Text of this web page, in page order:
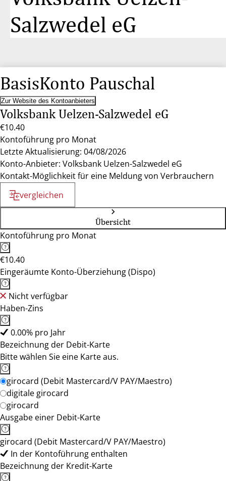
Salzwedel eG
BasisKonto Pauschal
Zur Website des Kontoanbieters
Volksbank Uelzen-Salzwedel eG
€10.40
Kontoführung pro Monat
Letzte Aktualisierung: 04/08/2026
Konto-Anbieter: Volksbank Uelzen-Salzwedel eG
Kontakt-Möglichkeit für eine Meldung von Verbrauchern
vergleichen
Übersicht
Kontoführung pro Monat
€10.40
Eingeräumte Konto-Überziehung (Dispo)
Nicht verfügbar
Haben-Zins
0.00% pro Jahr
Bezeichnung der Debit-Karte
Bitte wählen Sie eine Karte aus.
girocard (Debit Mastercard/V PAY/Maestro)
digitale girocard
girocard
Ausgabe einer Debit-Karte
girocard (Debit Mastercard/V PAY/Maestro)
In der Kontoführung enthalten
Bezeichnung der Kredit-Karte